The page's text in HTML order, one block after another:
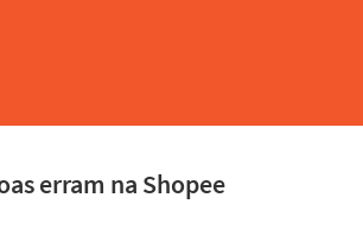
erram na Shopee